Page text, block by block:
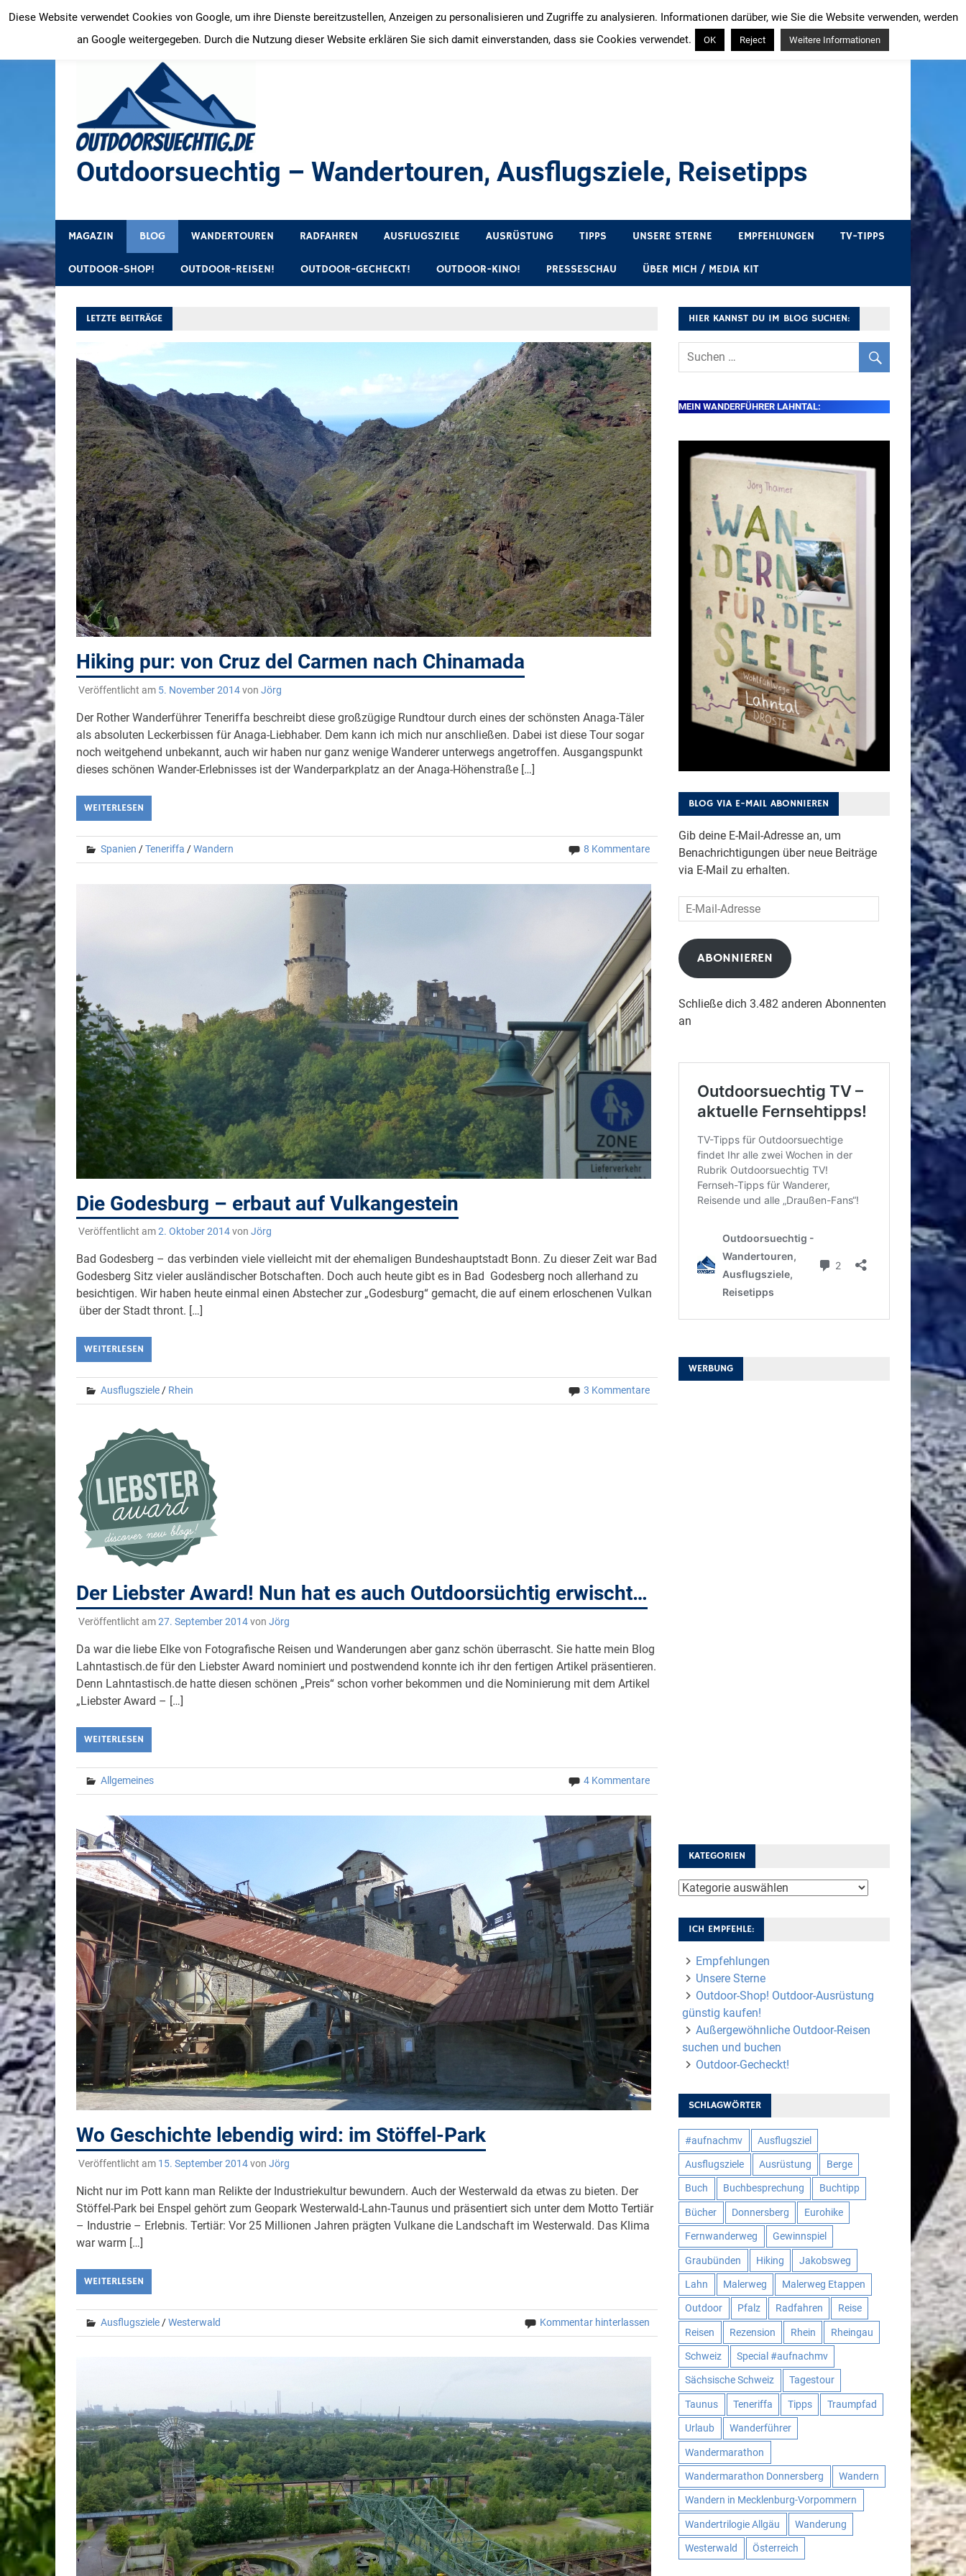
Inhalt
springen
Outdoorsuechtig – Wandertouren, Ausflugsziele, Reisetipps
MAGAZIN BLOG WANDERTOUREN RADFAHREN AUSFLUGSZIELE AUSRÜSTUNG TIPPS UNSERE STERNE EMPFEHLUNGEN TV-TIPPS
OUTDOOR-SHOP! OUTDOOR-REISEN! OUTDOOR-GECHECKT! OUTDOOR-KINO! PRESSESCHAU ÜBER MICH / MEDIA KIT
LETZTE BEITRÄGE
Hiking pur: von Cruz del Carmen nach Chinamada
Veröffentlicht am 5. November 2014von Jörg
Der Rother Wanderführer Teneriffa beschreibt diese großzügige Rundtour durch eines der schönsten Anaga-Täler
als absoluten Leckerbissen für Anaga-Liebhaber. Dem kann ich mich nur anschließen. Dabei ist diese Tour sogar
noch weitgehend unbekannt, auch wir haben nur ganz wenige Wanderer unterwegs angetroffen. Ausgangspunkt
dieses schönen Wander-Erlebnisses ist der Wanderparkplatz an der Anaga-Höhenstraße […]
WEITERLESEN
Spanien /Teneriffa /Wandern 8 Kommentare
Die Godesburg – erbaut auf Vulkangestein
Veröffentlicht am2. Oktober 2014von Jörg
Bad Godesberg – das verbinden viele vielleicht mit der ehemaligen Bundeshauptstadt Bonn. Zu dieser Zeit war Bad
Godesberg Sitz vieler ausländischer Botschaften. Doch auch heute gibt es in Bad Godesberg noch allerhand zu
besichtigen. Wir haben heute einmal einen Abstecher zur „Godesburg“ gemacht, die auf einem erloschenen Vulkan
über der Stadt thront. […]
WEITERLESEN
Ausflugsziele/ Rhein 3 Kommentare
Der Liebster Award! Nun hat es auch Outdoorsüchtig erwischt…
Veröffentlicht am27. September 2014von Jörg
Da war die liebe Elke von Fotografische Reisen und Wanderungen aber ganz schön überrascht. Sie hatte mein Blog
Lahntastisch.de für den Liebster Award nominiert und postwendend konnte ich ihr den fertigen Artikel präsentieren.
Denn Lahntastisch.de hatte diesen schönen „Preis“ schon vorher bekommen und die Nominierung mit dem Artikel
„Liebster Award – […]
WEITERLESEN
Allgemeines 4 Kommentare
Wo Geschichte lebendig wird: im Stöffel-Park
Veröffentlicht am 15. September 2014von Jörg
Nicht nur im Pott kann man Relikte der Industriekultur bewundern. Auch der Westerwald da etwas zu bieten. Der
Stöffel-Park bei Enspel gehört zum Geopark Westerwald-Lahn-Taunus und präsentiert sich unter dem Motto Tertiär
– Industrie – Erlebnis. Tertiär: Vor 25 Millionen Jahren prägten Vulkane die Landschaft im Westerwald. Das Klima
war warm […]
WEITERLESEN
Ausflugsziele/Westerwald Kommentar hinterlassen
HIER KANNST DU IM BLOG SUCHEN:
MEIN WANDERFÜHRER LAHNTAL:
BLOG VIA E-MAIL ABONNIEREN
Gib deine E-Mail-Adresse an, um
Benachrichtigungen über neue Beiträge
via E-Mail zu erhalten.
E-
Mail-
Adresse
ABONNIEREN
Schließe dich 3.482 anderen Abonnenten
an
WERBUNG
KATEGORIEN
Kategorien
ICH EMPFEHLE:
Empfehlungen
Unsere Sterne
Outdoor-Shop! Outdoor-Ausrüstung
günstig kaufen!
Außergewöhnliche Outdoor-Reisen
suchen und buchen
Outdoor-Gecheckt!
SCHLAGWÖRTER
#aufnachmv Ausflugsziel
Ausflugsziele Ausrüstung Berge
Buch Buchbesprechung Buchtipp
Bücher Donnersberg Eurohike
Fernwanderweg Gewinnspiel
Graubünden Hiking Jakobsweg
Lahn Malerweg Malerweg Etappen
Outdoor Pfalz Radfahren Reise
Reisen Rezension Rhein Rheingau
Schweiz Special #aufnachmv
Sächsische Schweiz Tagestour
Taunus Teneriffa Tipps Traumpfad
Urlaub Wanderführer
Wandermarathon
Wandermarathon Donnersberg Wandern
Wandern in Mecklenburg-Vorpommern
Wandertrilogie Allgäu Wanderung
Westerwald Österreich
Diese Website verwendet Cookies von Google, um ihre Dienste bereitzustellen, Anzeigen zu personalisieren und Zugriffe zu analysieren. Informationen darüber, wie Sie die Website verwenden, werden
an Google weitergegeben. Durch die Nutzung dieser Website erklären Sie sich damit einverstanden, dass sie Cookies verwendet.
OK Reject Weitere Informationen